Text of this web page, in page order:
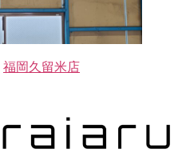
福岡久留米店